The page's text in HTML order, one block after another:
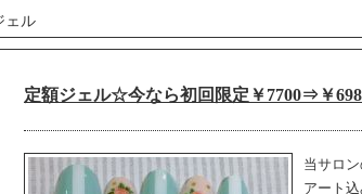
ェル
定額ジェル☆今なら初回限定￥7700⇒￥
当サロ
アート